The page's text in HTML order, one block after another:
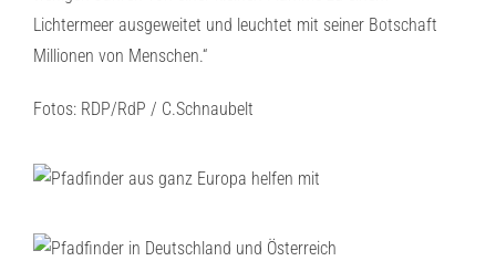
Lichtermeer ausgeweitet und leuchtet mit seiner Botschaft
Millionen von Menschen.“
Fotos: RDP/RdP / C.Schnaubelt